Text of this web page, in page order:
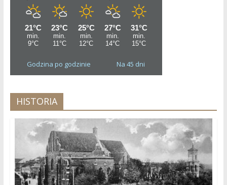
Godzina po godzinie Na 45 dni
HISTORIA